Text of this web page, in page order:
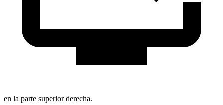
en la parte superior derecha.